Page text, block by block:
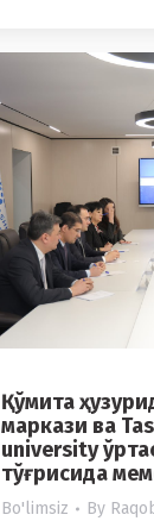
Қўмита
маркази ва
university
тўғрисида
Bo'limsiz By